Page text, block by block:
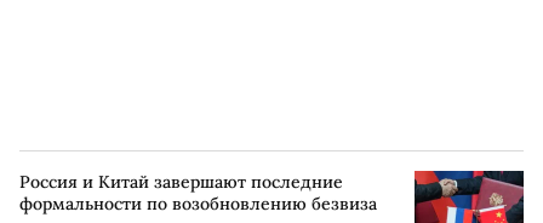
Россия и Китай завершают последние
формальности по возобновлению безвиза